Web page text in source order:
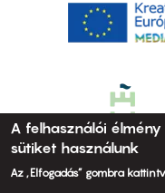
A felhasználói
sütiket használunk
Az „Elfogadás” gombra